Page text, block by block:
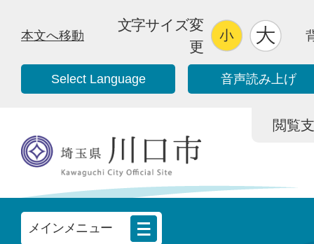
本文へ移動
文字サイズ変
更
Select Language 音声読み上げ
閲覧
メインメニュー